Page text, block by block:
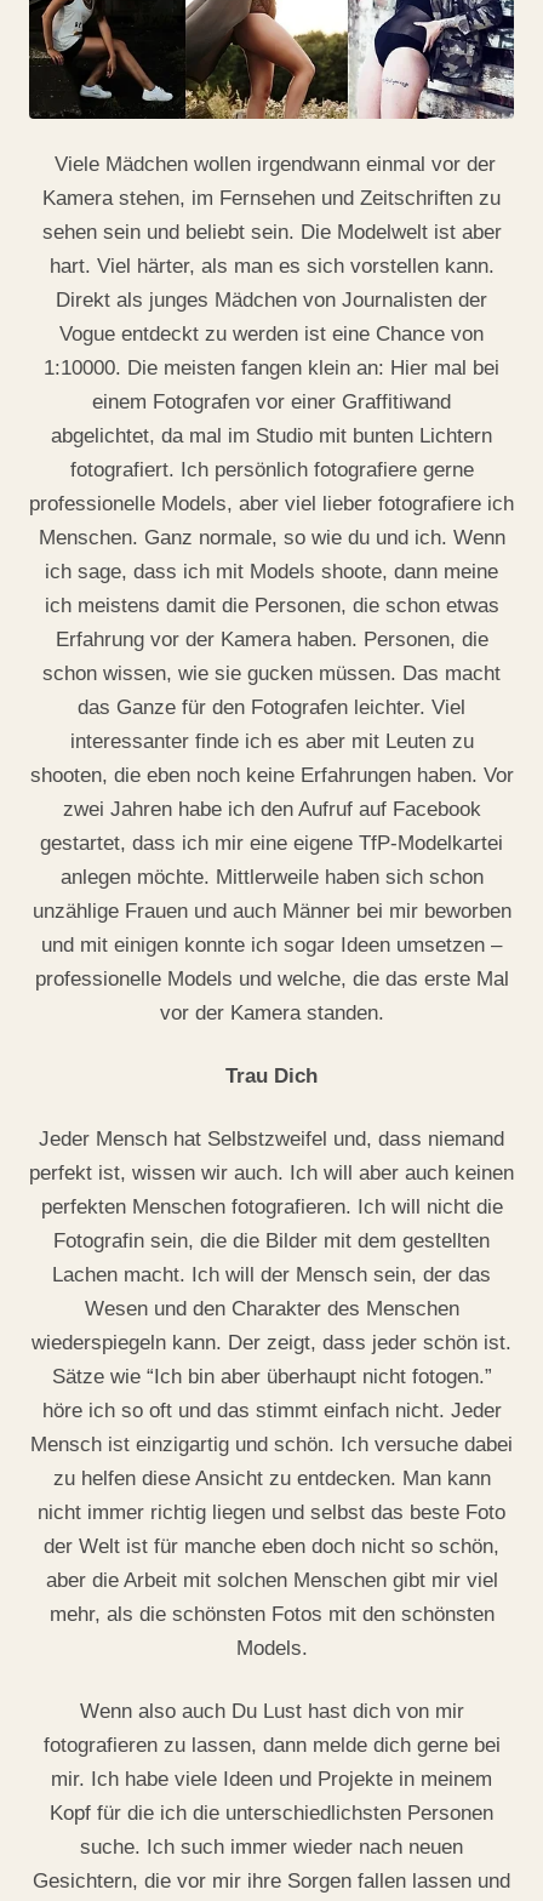
Viele Mädchen wollen irgendwann einmal vor der
Kamera stehen, im Fernsehen und Zeitschriften zu
sehen sein und beliebt sein. Die Modelwelt ist aber
hart. Viel härter, als man es sich vorstellen kann.
Direkt als junges Mädchen von Journalisten der
Vogue entdeckt zu werden ist eine Chance von
1:10000. Die meisten fangen klein an: Hier mal bei
einem Fotografen vor einer Graffitiwand
abgelichtet, da mal im Studio mit bunten Lichtern
fotografiert. Ich persönlich fotografiere gerne
professionelle Models, aber viel lieber fotografiere ich
Menschen. Ganz normale, so wie du und ich. Wenn
ich sage, dass ich mit Models shoote, dann meine
ich meistens damit die Personen, die schon etwas
Erfahrung vor der Kamera haben. Personen, die
schon wissen, wie sie gucken müssen. Das macht
das Ganze für den Fotografen leichter. Viel
interessanter finde ich es aber mit Leuten zu
shooten, die eben noch keine Erfahrungen haben. Vor
zwei Jahren habe ich den Aufruf auf Facebook
gestartet, dass ich mir eine eigene TfP-Modelkartei
anlegen möchte. Mittlerweile haben sich schon
unzählige Frauen und auch Männer bei mir beworben
und mit einigen konnte ich sogar Ideen umsetzen –
professionelle Models und welche, die das erste Mal
vor der Kamera standen.
Trau Dich
Jeder Mensch hat Selbstzweifel und, dass niemand
perfekt ist, wissen wir auch. Ich will aber auch keinen
perfekten Menschen fotografieren. Ich will nicht die
Fotografin sein, die die Bilder mit dem gestellten
Lachen macht. Ich will der Mensch sein, der das
Wesen und den Charakter des Menschen
wiederspiegeln kann. Der zeigt, dass jeder schön ist.
Sätze wie “Ich bin aber überhaupt nicht fotogen.”
höre ich so oft und das stimmt einfach nicht. Jeder
Mensch ist einzigartig und schön. Ich versuche dabei
zu helfen diese Ansicht zu entdecken. Man kann
nicht immer richtig liegen und selbst das beste Foto
der Welt ist für manche eben doch nicht so schön,
aber die Arbeit mit solchen Menschen gibt mir viel
mehr, als die schönsten Fotos mit den schönsten
Models.
Wenn also auch Du Lust hast dich von mir
fotografieren zu lassen, dann melde dich gerne bei
mir. Ich habe viele Ideen und Projekte in meinem
Kopf für die ich die unterschiedlichsten Personen
suche. Ich such immer wieder nach neuen
Gesichtern, die vor mir ihre Sorgen fallen lassen und